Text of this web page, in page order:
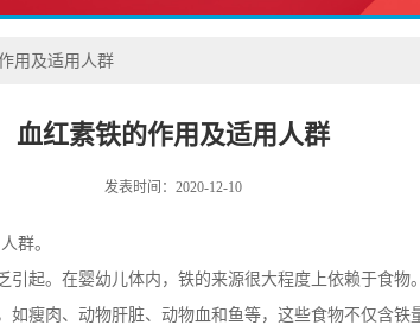
用及适用人群
血红素铁的作用及适用人群
发表时间：2020-12-10
群。
起。在婴幼儿体内，铁的来源很大程度上依赖于食物
如瘦肉、动物肝脏、动物血和鱼等，这些食物不仅含